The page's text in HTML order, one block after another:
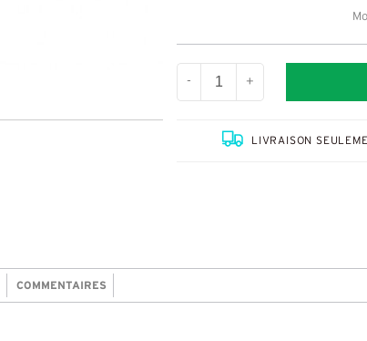
- +
LIVRAISON
COMMENTAIRES